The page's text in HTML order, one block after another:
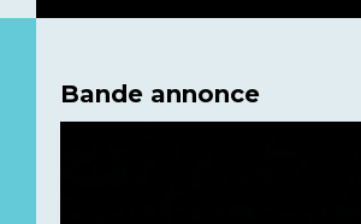
Bande annonce